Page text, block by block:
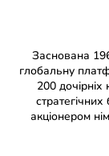
Заснована
глобальну
200
акціонером